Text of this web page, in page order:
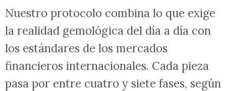
Nuestro protocolo combina lo que exige
la realidad gemológica del día a día con
los estándares de los mercados
financieros internacionales. Cada pieza
pasa por entre cuatro y siete fases, según